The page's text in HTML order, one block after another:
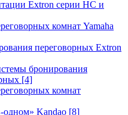
Extron серии HC и
комнат Yamaha
переговорных Extron
бронирования
[4]
комнат
одном» Kandao [8]